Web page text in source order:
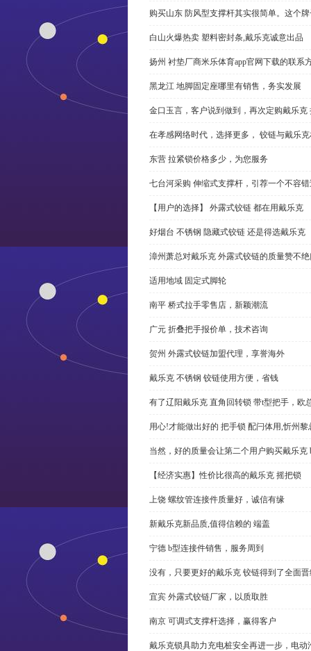
购买山东 防风型支撑杆其实很简单。这个
白山火爆热卖 塑料密封条,戴乐克诚意出品
扬州 衬垫厂商米乐体育app官网下载的联系
黑龙江 地脚固定座哪里有销售，务实发展
金口玉言，客户说到做到，再次定购戴乐克
在孝感网络时代，选择更多， 铰链与戴乐
东营 拉紧锁价格多少，为您服务
七台河采购 伸缩式支撑杆，引荐一个不容
【用户的选择】 外露式铰链 都在用戴乐克
好烟台 不锈钢 隐藏式铰链 还是得选戴乐克
漳州萧总对戴乐克 外露式铰链的质量赞不
适用地域 固定式脚轮
南平 桥式拉手零售店，新颖潮流
广元 折叠把手报价单，技术咨询
贺州 外露式铰链加盟代理，享誉海外
戴乐克 不锈钢 铰链使用方便，省钱
有了辽阳戴乐克 直角回转锁 带t型把手，欧
用心!才能做出好的 把手锁 配闩体用,忻州黎
当然，好的质量会让第二个用户购买戴乐克
【经济实惠】性价比很高的戴乐克 摇把锁
上饶 螺纹管连接件质量好，诚信有缘
新戴乐克新品质,值得信赖的 端盖
宁德 b型连接件销售，服务周到
没有，只要更好的戴乐克 铰链得到了全面
宜宾 外露式铰链厂家，以质取胜
南京 可调式支撑杆选择，赢得客户
戴乐克锁具助力充电桩安全再进一步，电动